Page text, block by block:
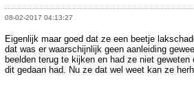
08-02-2017 04:13:27
Eigenlijk maar goed dat ze een beetje
dat was er waarschijnlijk geen aanleiding
beelden terug te kijken en had ze niet geweten
dit gedaan had. Nu ze dat wel weet kan ze